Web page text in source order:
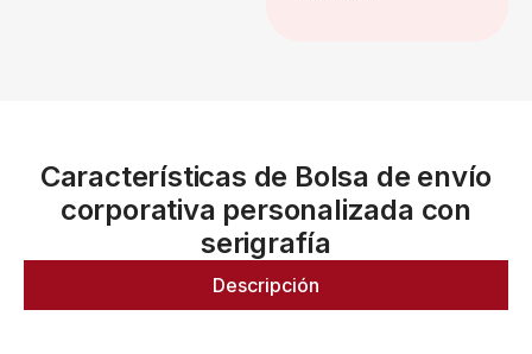
Características de Bolsa de envío
corporativa personalizada con
serigrafía
Descripción